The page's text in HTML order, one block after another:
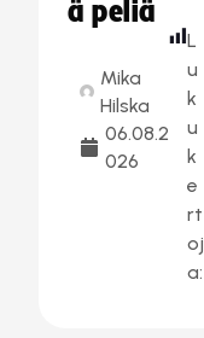
ä peliä
Mika
Hilska
06.08.2
026
L
u
k
u
k
e
rt
oj
a: